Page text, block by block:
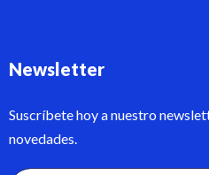
Newsletter
Suscríbete hoy a nuestro
novedades.